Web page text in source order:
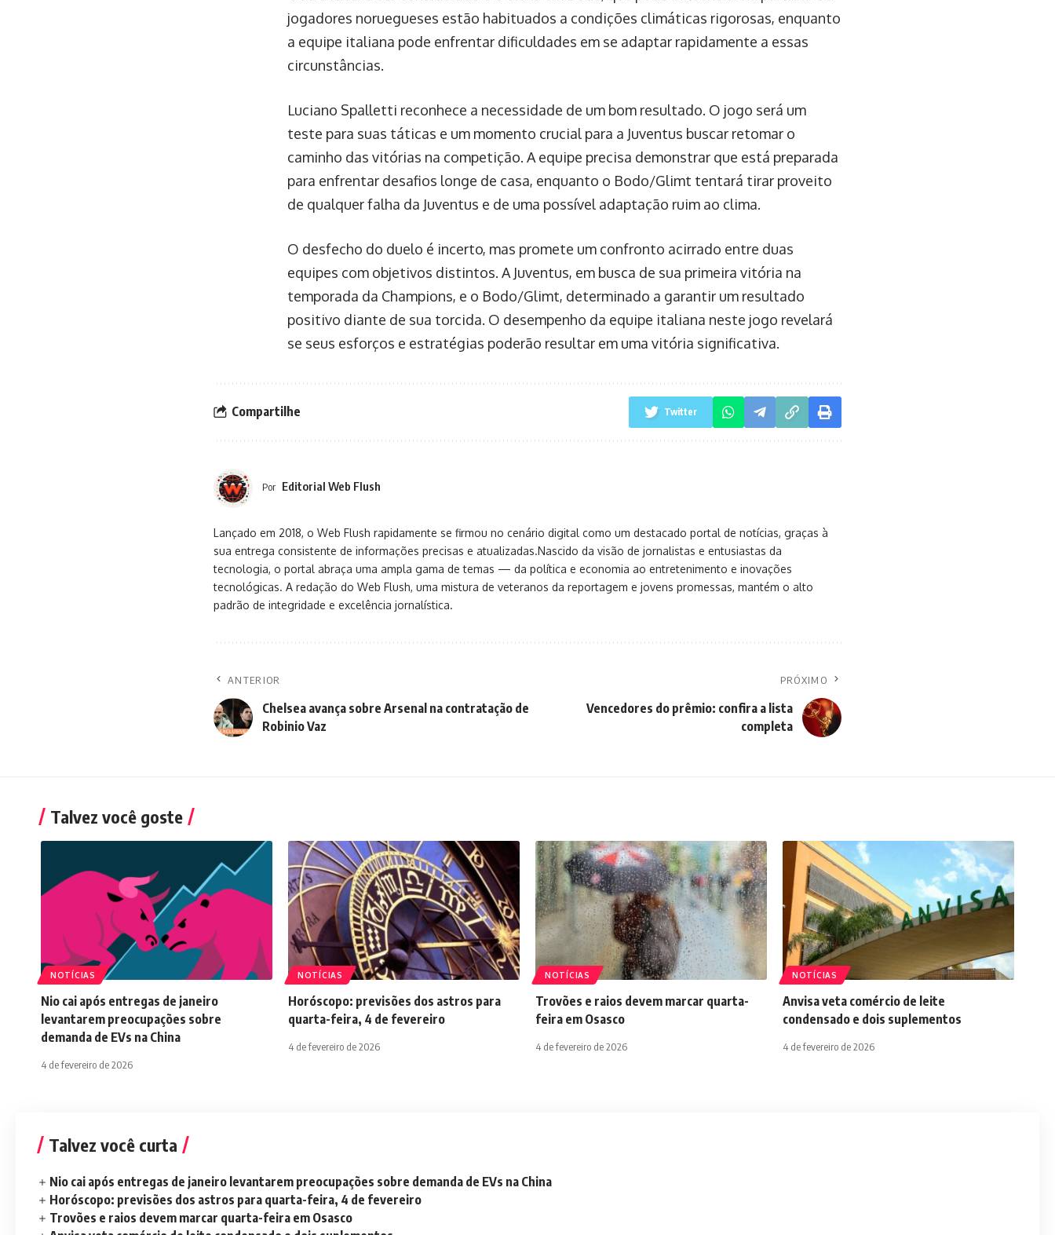
jogadores noruegueses estão habituados a condições climáticas rigorosas, enquanto
a equipe italiana pode enfrentar dificuldades em se adaptar rapidamente a essas
circunstâncias.
Luciano Spalletti reconhece a necessidade de um bom resultado. O jogo será um
teste para suas táticas e um momento crucial para a Juventus buscar retomar o
caminho das vitórias na competição. A equipe precisa demonstrar que está preparada
para enfrentar desafios longe de casa, enquanto o Bodo/Glimt tentará tirar proveito
de qualquer falha da Juventus e de uma possível adaptação ruim ao clima.
O desfecho do duelo é incerto, mas promete um confronto acirrado entre duas
equipes com objetivos distintos. A Juventus, em busca de sua primeira vitória na
temporada da Champions, e o Bodo/Glimt, determinado a garantir um resultado
positivo diante de sua torcida. O desempenho da equipe italiana neste jogo revelará
se seus esforços e estratégias poderão resultar em uma vitória significativa.
Compartilhe Twitter
Por Editorial Web Flush
Lançado em 2018, o Web Flush rapidamente se firmou no cenário digital como um destacado portal de notícias, graças à
sua entrega consistente de informações precisas e atualizadas.Nascido da visão de jornalistas e entusiastas da
tecnologia, o portal abraça uma ampla gama de temas — da política e economia ao entretenimento e inovações
tecnológicas. A redação do Web Flush, uma mistura de veteranos da reportagem e jovens promessas, mantém o alto
padrão de integridade e excelência jornalística.
ANTERIOR
Chelsea avança sobre Arsenal na contratação de
Robinio Vaz
PRÓXIMO
Vencedores do prêmio: confira a lista
completa
Talvez você goste
NOTÍCIAS
Nio cai após entregas de janeiro
levantarem preocupações sobre
demanda de EVs na China
4 de fevereiro de 2026
NOTÍCIAS
Horóscopo: previsões dos astros para
quarta-feira, 4 de fevereiro
4 de fevereiro de 2026
NOTÍCIAS
Trovões e raios devem marcar quarta-
feira em Osasco
4 de fevereiro de 2026
NOTÍCIAS
Anvisa veta comércio de leite
condensado e dois suplementos
4 de fevereiro de 2026
Talvez você curta
Nio cai após entregas de janeiro levantarem preocupações sobre demanda de EVs na China
Horóscopo: previsões dos astros para quarta-feira, 4 de fevereiro
Trovões e raios devem marcar quarta-feira em Osasco